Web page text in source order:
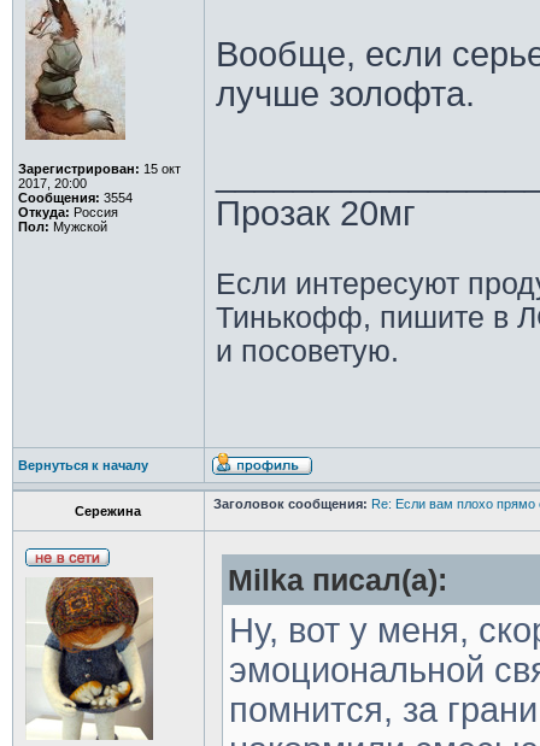
Зарегистрирован: 15 окт
2017, 20:00
Сообщения: 3554
Откуда: Россия
Пол: Мужской
Вообще, если
лучше золофта.
Прозак 20мг
Если интересуют
Тинькофф, пишите в
и посоветую.
Вернуться к началу
Сережина Заголовок сообщения: Re: Если вам плохо прямо
Milka писал(а):
Ну, вот у меня,
эмоциональной
помнится, за